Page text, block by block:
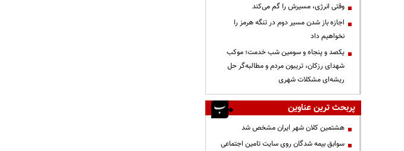
وقتی انرژی، مسیرش را گم می‌کند
اجازه باز شدن مسیر دوم در تنگه هرمز را
نخواهیم داد
یکصد و پنجاه و سومین شب خدمت؛ موکب
شهدای رزکان، تریبون مردم و مطالبه‌گر حل
ریشه‌ای مشکلات شهری
پربحث ترین عناوین
هشتمین کلان شهر ایران مشخص شد
سوابق بیمه شدگان روی سایت تامین اجتماعی